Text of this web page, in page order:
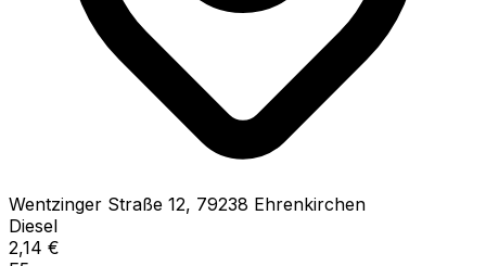
Wentzinger Straße 12, 79238 Ehrenkirchen
Diesel
2,14 €